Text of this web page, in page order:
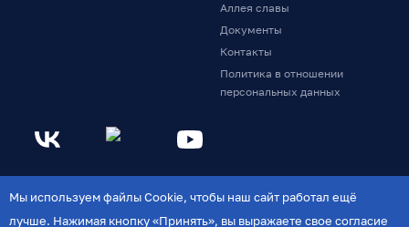
Аллея славы
Документы
Контакты
Политика в отношении
персональных данных
Мы используем файлы Cookie, чтобы наш сайт работал ещё
лучше. Нажимая кнопку «Принять», вы выражаете свое согласие